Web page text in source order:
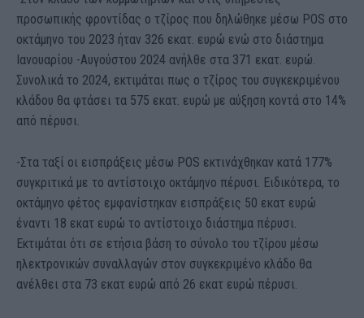
προσωπικής φροντίδας ο τζίρος που δηλώθηκε μέσω POS στο
οκτάμηνο του 2023 ήταν 326 εκατ. ευρώ ενώ στο διάστημα
Ιανουαρίου -Αυγούστου 2024 ανήλθε στα 371 εκατ. ευρώ.
Συνολικά το 2024, εκτιμάται πως ο τζίρος του συγκεκριμένου
κλάδου θα φτάσει τα 575 εκατ. ευρώ με αύξηση κοντά στο 14%
από πέρυσι.
-Στα ταξί οι εισπράξεις μέσω POS εκτινάχθηκαν κατά 177%
συγκριτικά με το αντίστοιχο οκτάμηνο πέρυσι. Ειδικότερα, το
οκτάμηνο φέτος εμφανίστηκαν εισπράξεις 50 εκατ ευρώ
έναντι 18 εκατ ευρώ το αντίστοιχο διάστημα πέρυσι.
Εκτιμάται ότι σε ετήσια βάση το σύνολο του τζίρου μέσω
ηλεκτρονικών συναλλαγών στον συγκεκριμένο κλάδο θα
ανέλθει στα 73 εκατ ευρώ από 26 εκατ ευρώ πέρυσι.